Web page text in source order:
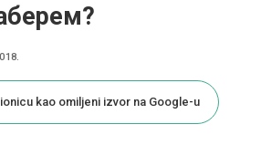
kao omiljeni izvor na Google-u